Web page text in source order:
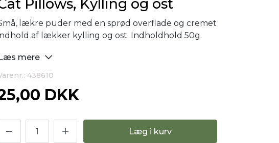
Pillows, Kylling og ost
lækre puder med en sprød overflade og cremet
af lækker kylling og ost. Indholdhold 50g.
mere
438610
DKK
Læg i kurv